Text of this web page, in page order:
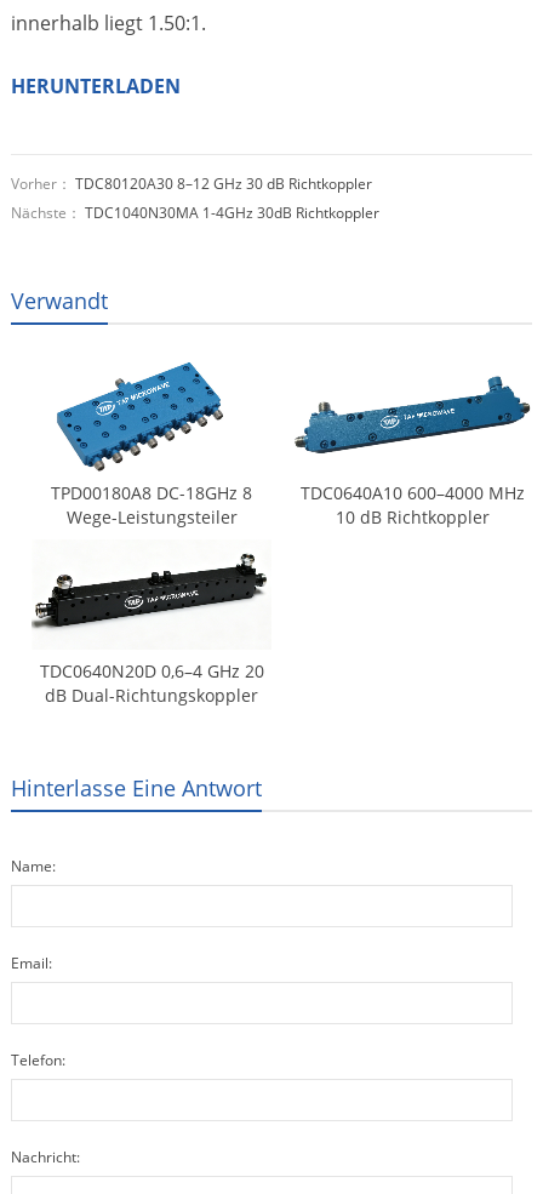
innerhalb liegt 1.50:1.
HERUNTERLADEN
Vorher： TDC80120A30 8–12 GHz 30 dB Richtkoppler
Nächste： TDC1040N30MA 1-4GHz 30dB Richtkoppler
Verwandt
TPD00180A8 DC-18GHz 8
Wege-Leistungsteiler
TDC0640A10 600–4000 MHz
10 dB Richtkoppler
TDC0640N20D 0,6–4 GHz 20
dB Dual-Richtungskoppler
Hinterlasse Eine Antwort
Name:
Email:
Telefon:
Nachricht: